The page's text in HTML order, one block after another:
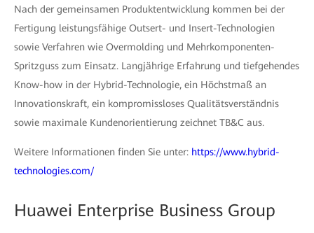
Nach der gemeinsamen Produktentwicklung kommen bei der
Fertigung leistungsfähige Outsert- und Insert-Technologien
sowie Verfahren wie Overmolding und Mehrkomponenten-
Spritzguss zum Einsatz. Langjährige Erfahrung und tiefgehendes
Know-how in der Hybrid-Technologie, ein Höchstmaß an
Innovationskraft, ein kompromissloses Qualitätsverständnis
sowie maximale Kundenorientierung zeichnet TB&C aus.
Weitere Informationen finden Sie unter: https://www.hybrid-
technologies.com/
Huawei Enterprise Business Group